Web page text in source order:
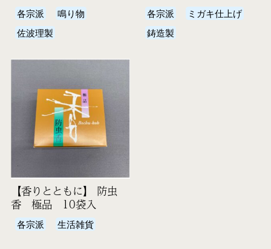
各宗派
鳴り物
佐波理製
各宗派
ミガキ仕上げ
鋳造製
【香りとともに】 防虫
香 極品 10袋入
各宗派 生活雑貨